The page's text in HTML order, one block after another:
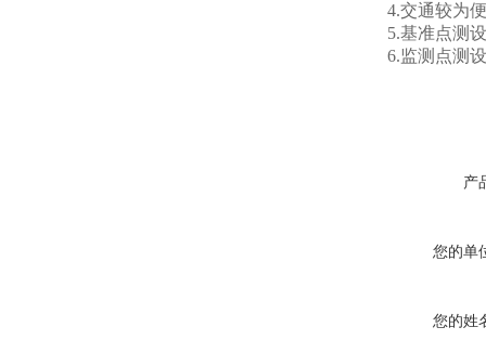
4.交通较为便
5.基准点测设
6.监测点测设
产
您的单
您的姓